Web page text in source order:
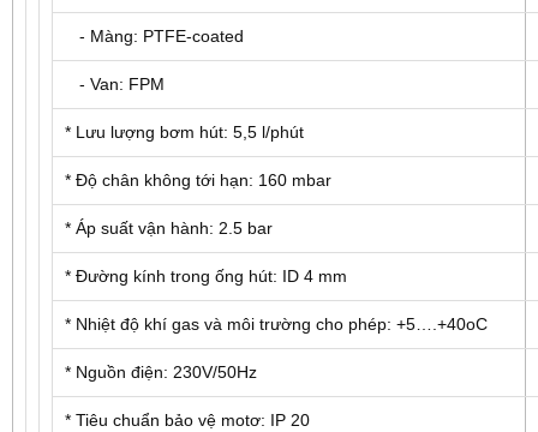
- Màng: PTFE-coated
- Van: FPM
* Lưu lượng bơm hút: 5,5 l/phút
* Độ chân không tới hạn: 160 mbar
* Áp suất vận hành: 2.5 bar
* Đường kính trong ống hút: ID 4 mm
* Nhiệt độ khí gas và môi trường cho phép: +5….+40oC
* Nguồn điện: 230V/50Hz
* Tiêu chuẩn bảo vệ motơ: IP 20